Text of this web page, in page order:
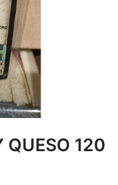
QUESO 120